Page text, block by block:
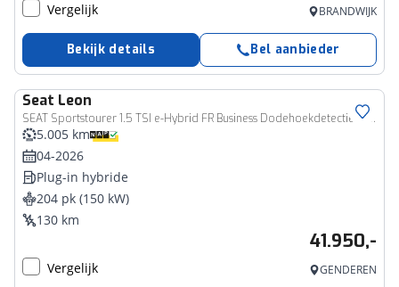
Vergelijk BRANDWIJK
Bekijk details Bel aanbieder
Seat Leon
SEAT Sportstourer 1.5 TSI e-Hybrid FR Business Dodehoekdetectie (side assist), achteruitrijcamera (rear view), parkeersensoren voor en achter (pdc), keyless start & entry, Apple Carplay & Android Auto, elektrische achterklep met sensorsturing, verwarmbare voorstoelen, verwarmbaar multifunctioneel lederen stuurwiel, adaptieve cruise control (acc), DAB+, draadloze telefoonlader, elektrisch verstel-, verwarm- en inklapbare buitenspiegels etc.
5.005 km
04-2026
Plug-in hybride
204 pk (150 kW)
130 km
41.950,-
Vergelijk GENDEREN